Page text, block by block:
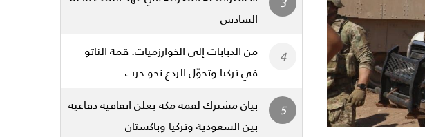
السادس
من الدبابات إلى الخوارزميات: قمة الناتو
في تركيا وتحوّل الردع نحو حرب...
بيان مشترك لقمة مكة يعلن اتفاقية دفاعية
بين السعودية وتركيا وباكستان